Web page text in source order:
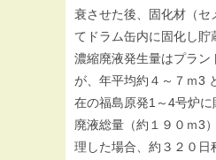
衰させた後、固化材（セ
てドラム缶内に固化し貯
濃縮廃液発生量はプラン
が、年平均約４～７ｍ3
在の福島原発1～4号炉
廃液総量（約１９０ｍ3
理した場合、約３２０日